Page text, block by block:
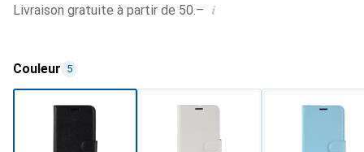
Livraison gratuite à partir de 50.– i
Couleur 5